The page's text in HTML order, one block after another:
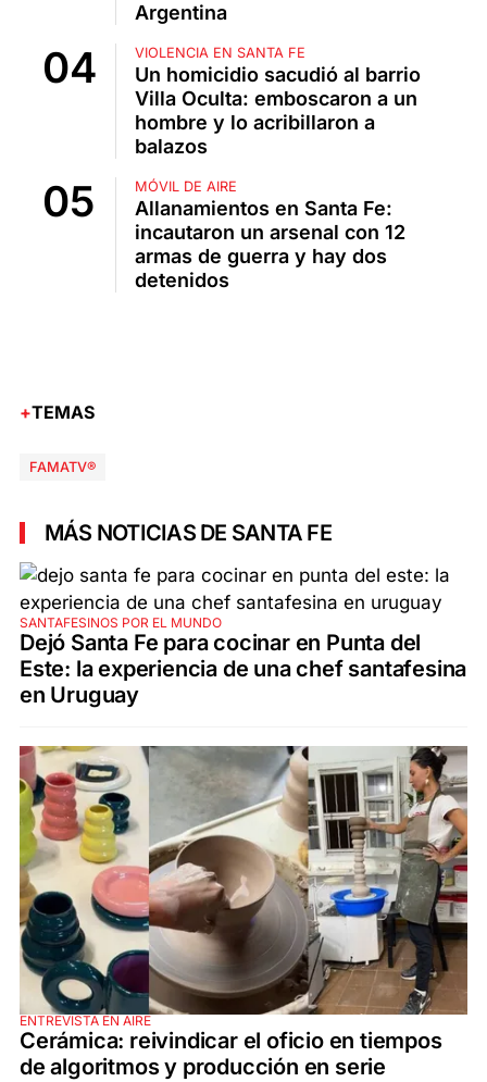
Argentina
VIOLENCIA EN SANTA FE
Un homicidio sacudió al barrio
Villa Oculta: emboscaron a un
hombre y lo acribillaron a
balazos
MÓVIL DE AIRE
Allanamientos en Santa Fe:
incautaron un arsenal con 12
armas de guerra y hay dos
detenidos
TEMAS
FAMATV®
MÁS NOTICIAS DE SANTA FE
SANTAFESINOS POR EL MUNDO
Dejó Santa Fe para cocinar en Punta del
Este: la experiencia de una chef santafesina
en Uruguay
ENTREVISTA EN AIRE
Cerámica: reivindicar el oficio en tiempos
de algoritmos y producción en serie